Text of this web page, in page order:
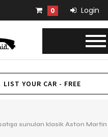
0 Login
LIST YOUR CAR - FREE
sunulan klasik Aston Martin